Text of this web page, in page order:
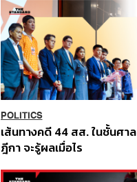
POLITICS
เส้นทางคดี 44 สส. ในชั้นศาล
ฎีกา จะรู้ผลเมื่อไร